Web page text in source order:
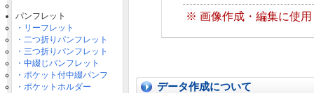
パンフレット
・リーフレット
・二つ折りパンフレット
・三つ折りパンフレット
・中綴じパンフレット
・ポケット付中綴パンフ
・ポケットホルダー
※ 画像作成・編集に使用
データ作成について